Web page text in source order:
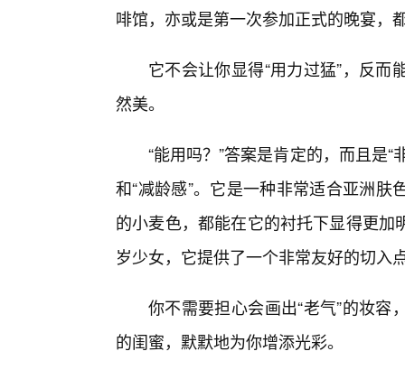
啡馆，亦或是第一次参加正式的晚宴，
它不会让你显得“用力过猛”，反
然美。
“能用吗？”答案是肯定的，而且是
和“减龄感”。它是一种非常适合亚洲
的小麦色，都能在它的衬托下显得更
岁少女，它提供了一个非常友好的切入
你不需要担心会画出“老气”的妆
的闺蜜，默默地为你增添光彩。